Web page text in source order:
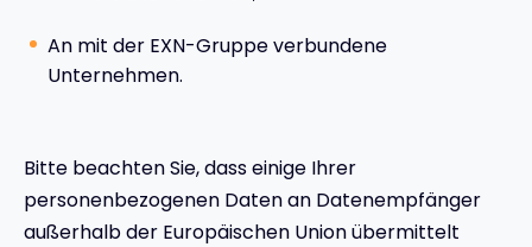
An mit der EXN-Gruppe verbundene
Unternehmen.
Bitte beachten Sie, dass einige Ihrer
personenbezogenen Daten an Datenempfänger
außerhalb der Europäischen Union übermittelt